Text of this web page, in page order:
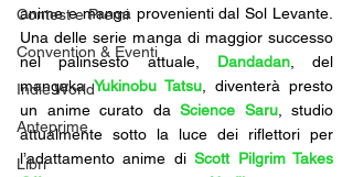
Contest e Premi
Convention & Eventi
Indie World
Anteprime
Libri
anime e manga provenienti dal Sol Levante.
Una delle serie manga di maggior successo
nel palinsesto attuale, Dandadan, del
mangaka Yukinobu Tatsu , diventerà presto
un anime curato da Science Saru, studio
attualmente sotto la luce dei riflettori per
l’adattamento anime di Scott Pilgrim Takes